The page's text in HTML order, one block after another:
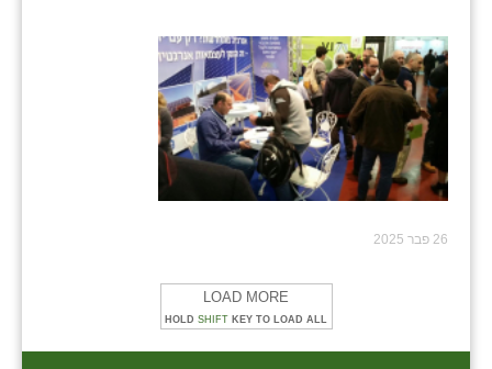
26 פבר 2025
LOAD MORE
HOLD SHIFT KEY TO LOAD ALL